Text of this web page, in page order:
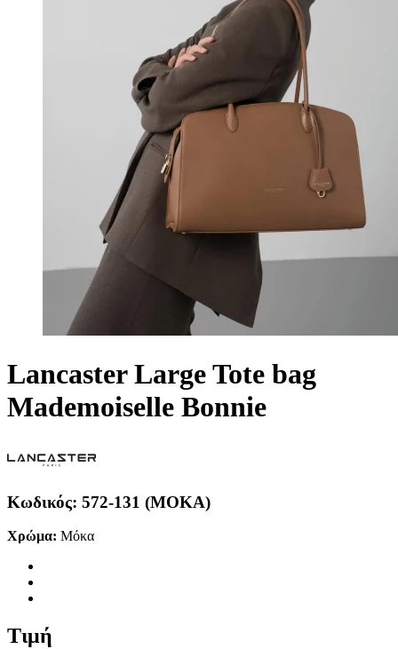
Lancaster Large Tote bag
Mademoiselle Bonnie
Κωδικός: 572-131 (MOKA)
Χρώμα: Μόκα
Τιμή